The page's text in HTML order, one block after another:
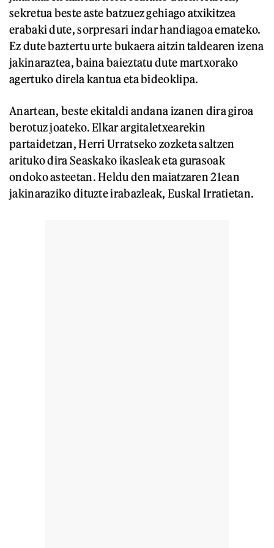
sekretua beste aste batzuez gehiago atxikitzea
erabaki dute, sorpresari indar handiagoa emateko.
Ez dute baztertu urte bukaera aitzin taldearen izena
jakinaraztea, baina baieztatu dute martxorako
agertuko direla kantua eta bideoklipa.
Anartean, beste ekitaldi andana izanen dira giroa
berotuz joateko. Elkar argitaletxearekin
partaidetzan, Herri Urratseko zozketa saltzen
arituko dira Seaskako ikasleak eta gurasoak
ondoko asteetan. Heldu den maiatzaren 21ean
jakinaraziko dituzte irabazleak, Euskal Irratietan.